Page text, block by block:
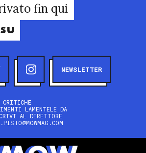
fin qui
NEWSLETTER
LAMENTELE DA
AL DIRETTORE